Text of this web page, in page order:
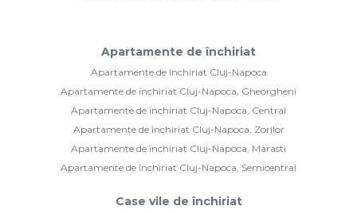
Apartamente de închiriat
Apartamente de închiriat Cluj-Napoca
Apartamente de închiriat Cluj-Napoca, Gheorgheni
Apartamente de închiriat Cluj-Napoca, Central
Apartamente de închiriat Cluj-Napoca, Zorilor
Apartamente de închiriat Cluj-Napoca, Marasti
Apartamente de închiriat Cluj-Napoca, Semicentral
Case vile de închiriat